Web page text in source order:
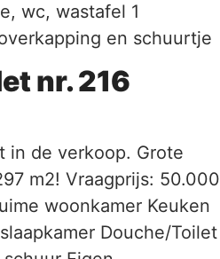
wc, wastafel 1
en schuurtje
nr. 216
in de verkoop. Grote
m2! Vraagprijs: 50.000
woonkamer Keuken
Douche/Toilet